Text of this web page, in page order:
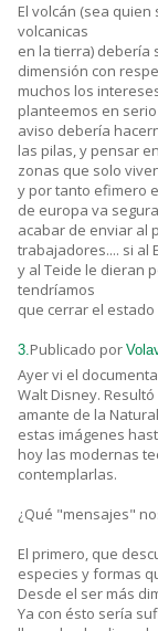
El volcán (sea
volcanicas
en la tierra) debería
dimensión con
muchos los
planteemos en
aviso debería
las pilas, y pensar
zonas que solo
y por tanto efimero
de europa va
acabar de enviar al
trabajadores.... si al
y al Teide le dieran
tendríamos
que cerrar el
3.Publicado por
Ayer vi el
Walt Disney.
amante de la
estas imágenes
hoy las modernas
contemplarlas.
¿Qué "mensajes"
El primero, que
especies y formas
Desde el ser más
Ya con ésto sería